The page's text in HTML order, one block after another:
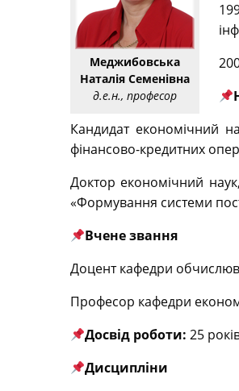
Меджибовська
Наталія Семенівна
д.е.н., професор
Кандидат економічний
фінансово-кредитних
Доктор економічний
«Формування системи
Вчене звання
Доцент кафедри
Професор кафедри
Досвід роботи:25
Дисципліни